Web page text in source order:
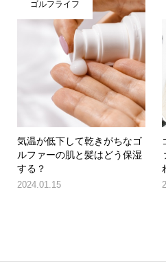
ゴルフライフ
気温が低下して乾きがちなゴ
ルファーの肌と髪はどう保湿
する？
2024.01.15